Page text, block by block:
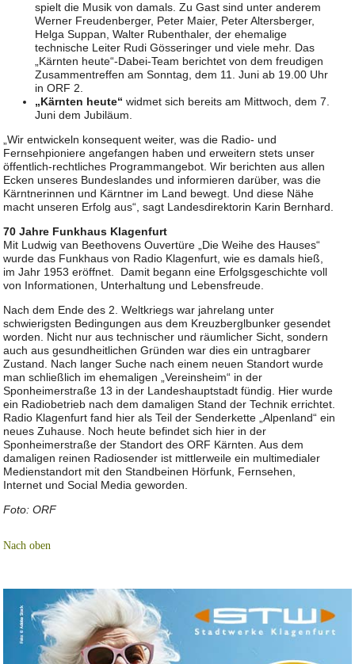
spielt die Musik von damals. Zu Gast sind unter anderem
Werner Freudenberger, Peter Maier, Peter Altersberger,
Helga Suppan, Walter Rubenthaler, der ehemalige
technische Leiter Rudi Gösseringer und viele mehr. Das
„Kärnten heute“-Dabei-Team berichtet von dem freudigen
Zusammentreffen am Sonntag, dem 11. Juni ab 19.00 Uhr
in ORF 2.
„Kärnten heute“ widmet sich bereits am Mittwoch, dem 7.
Juni dem Jubiläum.
„Wir entwickeln konsequent weiter, was die Radio- und
Fernsehpioniere angefangen haben und erweitern stets unser
öffentlich-rechtliches Programmangebot. Wir berichten aus allen
Ecken unseres Bundeslandes und informieren darüber, was die
Kärntnerinnen und Kärntner im Land bewegt. Und diese Nähe
macht unseren Erfolg aus“, sagt Landesdirektorin Karin Bernhard.
70 Jahre Funkhaus Klagenfurt
Mit Ludwig van Beethovens Ouvertüre „Die Weihe des Hauses“
wurde das Funkhaus von Radio Klagenfurt, wie es damals hieß,
im Jahr 1953 eröffnet. Damit begann eine Erfolgsgeschichte voll
von Informationen, Unterhaltung und Lebensfreude.
Nach dem Ende des 2. Weltkriegs war jahrelang unter
schwierigsten Bedingungen aus dem Kreuzberglbunker gesendet
worden. Nicht nur aus technischer und räumlicher Sicht, sondern
auch aus gesundheitlichen Gründen war dies ein untragbarer
Zustand. Nach langer Suche nach einem neuen Standort wurde
man schließlich im ehemaligen „Vereinsheim“ in der
Sponheimerstraße 13 in der Landeshauptstadt fündig. Hier wurde
ein Radiobetrieb nach dem damaligen Stand der Technik errichtet.
Radio Klagenfurt fand hier als Teil der Senderkette „Alpenland“ ein
neues Zuhause. Noch heute befindet sich hier in der
Sponheimerstraße der Standort des ORF Kärnten. Aus dem
damaligen reinen Radiosender ist mittlerweile ein multimedialer
Medienstandort mit den Standbeinen Hörfunk, Fernsehen,
Internet und Social Media geworden.
Foto: ORF
Nach oben